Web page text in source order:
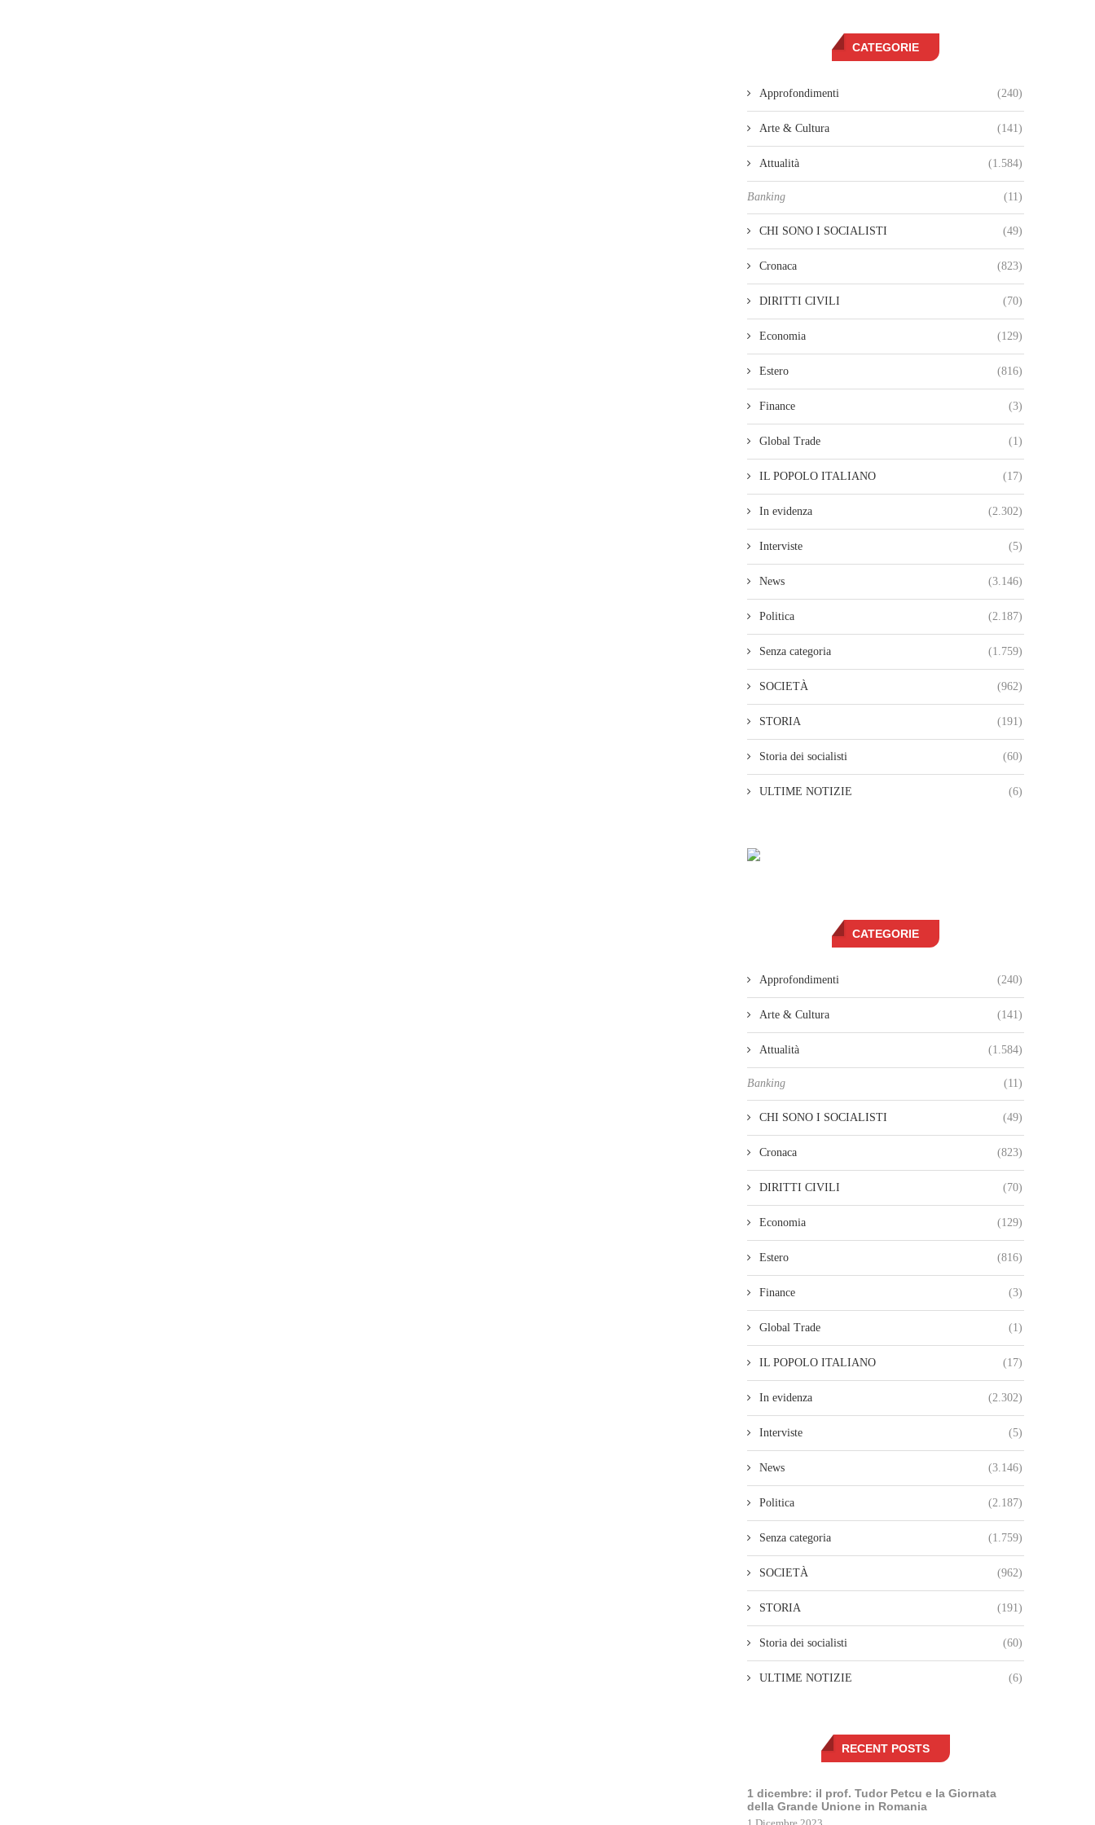
CATEGORIE
Approfondimenti (240)
Arte & Cultura (141)
Attualità (1.584)
Banking (11)
CHI SONO I SOCIALISTI (49)
Cronaca (823)
DIRITTI CIVILI (70)
Economia (129)
Estero (816)
Finance (3)
Global Trade (1)
IL POPOLO ITALIANO (17)
In evidenza (2.302)
Interviste (5)
News (3.146)
Politica (2.187)
Senza categoria (1.759)
SOCIETÀ (962)
STORIA (191)
Storia dei socialisti (60)
ULTIME NOTIZIE (6)
CATEGORIE
Approfondimenti (240)
Arte & Cultura (141)
Attualità (1.584)
Banking (11)
CHI SONO I SOCIALISTI (49)
Cronaca (823)
DIRITTI CIVILI (70)
Economia (129)
Estero (816)
Finance (3)
Global Trade (1)
IL POPOLO ITALIANO (17)
In evidenza (2.302)
Interviste (5)
News (3.146)
Politica (2.187)
Senza categoria (1.759)
SOCIETÀ (962)
STORIA (191)
Storia dei socialisti (60)
ULTIME NOTIZIE (6)
RECENT POSTS
1 dicembre: il prof. Tudor Petcu e la Giornata
della Grande Unione in Romania